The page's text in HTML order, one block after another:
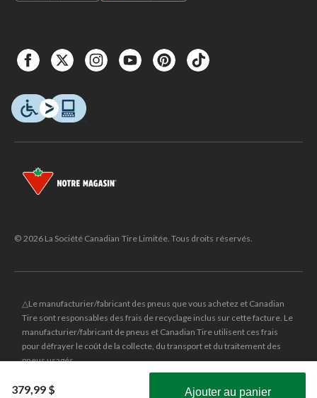
379,99 $ Ajouter au panier
© 2026 La Société Canadian Tire Limitée. Tous droits réservés.
△Le manufacturier/fabricant des pneus que vous achetez et Canadian
Tire sont responsables des frais de recyclage inclus sur cette facture. Le
manufacturier/fabricant de pneus et Canadian Tire utilisent ces frais
pour défrayer le coût de la collecte, du transport et du traitement des
pneus usagés.
marques de commerce déposées de la Société Canadian Tire Limitée.